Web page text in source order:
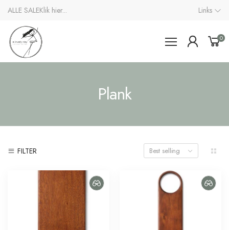
ALLE SALEKlik hier... Links
0
Plank
FILTER Best selling